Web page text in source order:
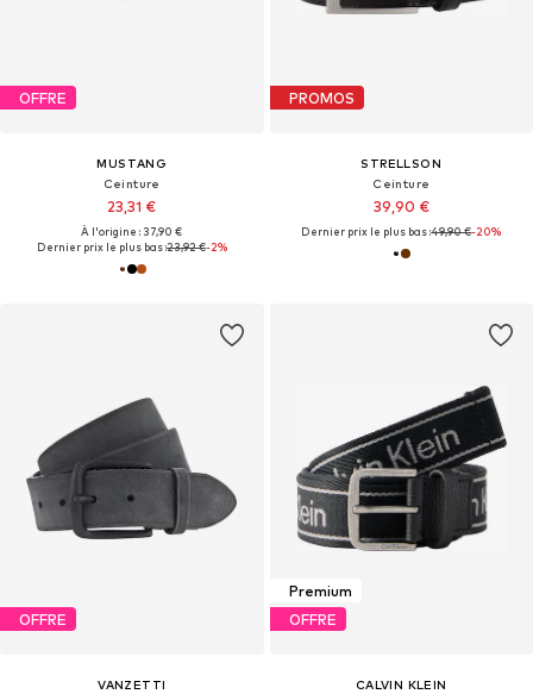
OFFRE
MUSTANG
Ceinture
23,31 €
À l'origine : 37,90 €
Dernier prix le plus bas :23,92 €-2%
PROMOS
STRELLSON
Ceinture
39,90 €
Dernier prix le plus bas :49,90 €-20%
OFFRE
VANZETTI
Premium
OFFRE
CALVIN KLEIN